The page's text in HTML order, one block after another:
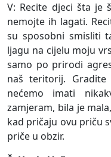
V: Recite djeci šta je
nemojte ih lagati.
su sposobni smisliti
ljagu na cijelu moju
samo po prirodi
naš teritorij.
nećemo imati
zamjeram, bila je
kad pričaju ovu priču
priče u obzir.